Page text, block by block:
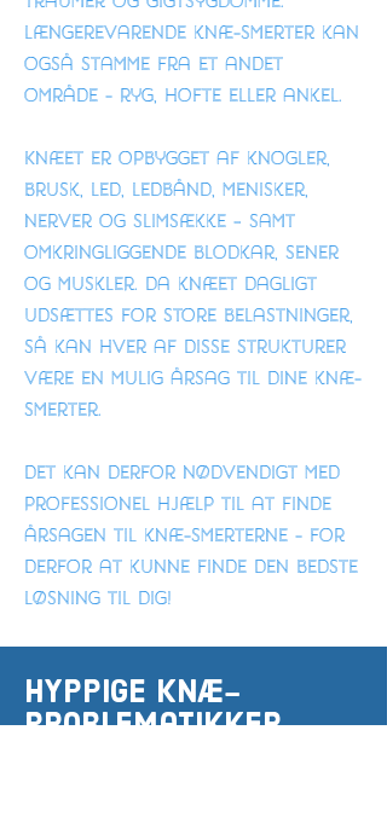
længerevarende knæ-smerter kan
også stamme fra et andet
område - ryg, hofte eller ankel.
Knæet er opbygget af knogler,
brusk, led, ledbånd, menisker,
nerver og slimsække – samt
omkringliggende blodkar, sener
og muskler. Da knæet dagligt
udsættes for store belastninger,
så kan hver af disse strukturer
være en mulig årsag til dine knæ-
smerter.
Det kan derfor nødvendigt med
professionel hjælp til at finde
årsagen til knæ-smerterne - for
derfor at kunne finde den bedste
løsning til dig!
HYPPIGE KNÆ-
problematikker